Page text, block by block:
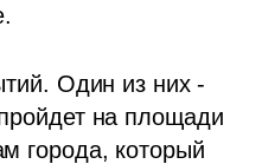
Один из них -
на площади
города, который